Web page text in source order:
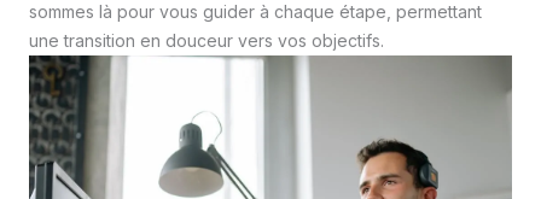
sommes là pour vous guider à chaque étape, permettant
une transition en douceur vers vos objectifs.